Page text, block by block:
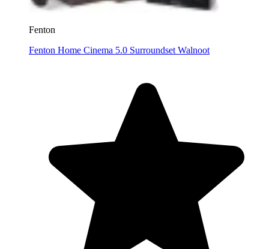
Fenton
Fenton Home Cinema 5.0 Surroundset Walnoot